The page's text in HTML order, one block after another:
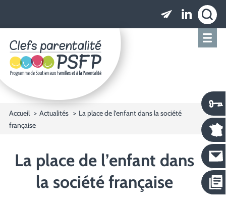
Clefs parentalité PSFP - Programme de
Accueil Actualités
La place de l’enfant dans la société
française
La place de l’enfant dans
la société française